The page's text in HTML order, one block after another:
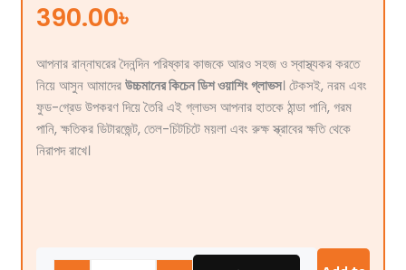
390.00৳
আপনার রান্নাঘরের দৈনন্দিন পরিষ্কার কাজকে আরও সহজ ও স্বাস্থ্যকর করতে
নিয়ে আসুন আমাদের উচ্চমানের কিচেন ডিশ ওয়াশিং গ্লাভস। টেকসই, নরম এবং
ফুড-গ্রেড উপকরণ দিয়ে তৈরি এই গ্লাভস আপনার হাতকে ঠান্ডা পানি, গরম
পানি, ক্ষতিকর ডিটারজেন্ট, তেল-চিটচিটে ময়লা এবং রুক্ষ স্ক্রাবের ক্ষতি থেকে
নিরাপদ রাখে।
Quantity